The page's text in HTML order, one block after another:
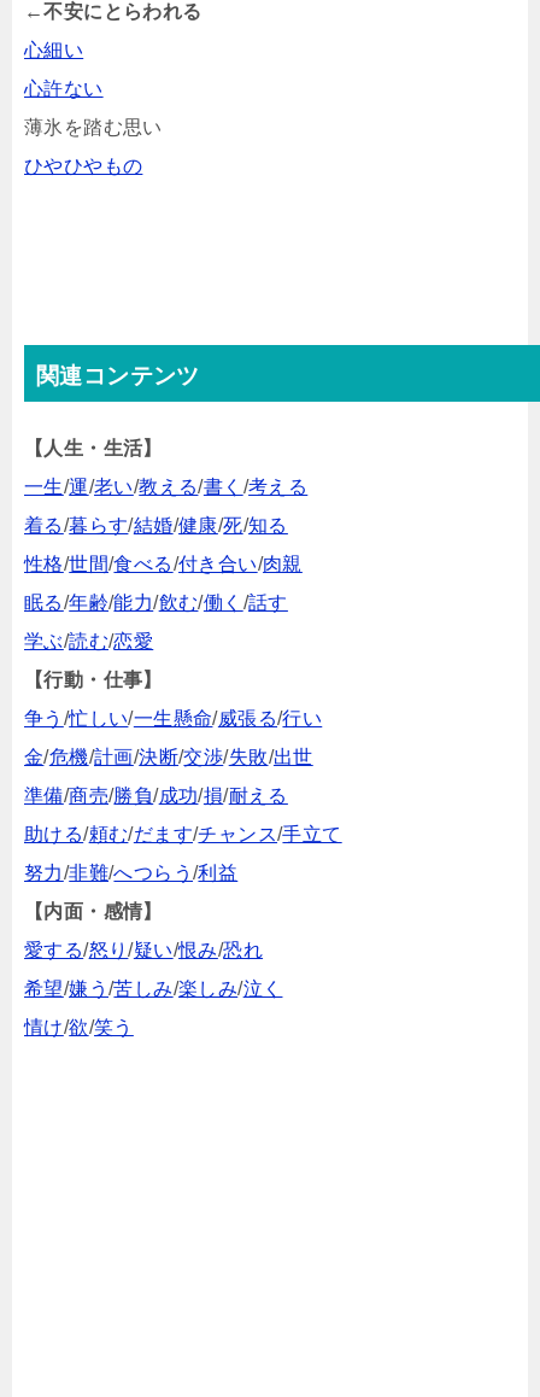
←不安にとらわれる
心細い
心許ない
薄氷を踏む思い
ひやひやもの
関連コンテンツ
【人生・生活】
一生/運/老い/教える/書く /考える
着る/暮らす/結婚/健康/死/知る
性格/世間/食べる/付き合い/肉親
眠る/年齢/能力/飲む/働く /話す
学ぶ/読む/恋愛
【行動・仕事】
争う /忙しい/一生懸命/威張る/行い
金/危機/計画/決断/交渉/失敗/出世
準備/商売/勝負/成功/損/耐える
助ける/頼む/だます/チャンス/手立て
努力/非難/へつらう/利益
【内面・感情】
愛する/怒り/疑い/恨み/恐れ
希望/嫌う/苦しみ/楽しみ/泣く
情け/欲/笑う